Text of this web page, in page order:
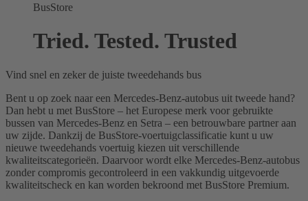
BusStore
Tried. Tested. Trusted
Vind snel en zeker de juiste tweedehands bus
Bent u op zoek naar een Mercedes-Benz-autobus uit tweede hand?
Dan hebt u met BusStore – het Europese merk voor gebruikte
bussen van Mercedes-Benz en Setra – een betrouwbare partner aan
uw zijde. Dankzij de BusStore-voertuigclassificatie kunt u uw
nieuwe tweedehands voertuig kiezen uit verschillende
kwaliteitscategorieën. Daarvoor wordt elke Mercedes-Benz-autobus
zonder compromis gecontroleerd in een vakkundig uitgevoerde
kwaliteitscheck en kan worden bekroond met BusStore Premium.